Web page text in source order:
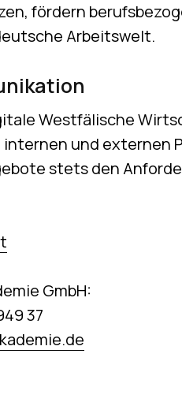
fördern
Arbeitswelt.
Westfälische
und externen
stets den
GmbH:
37